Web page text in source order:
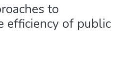
to
efficiency of public